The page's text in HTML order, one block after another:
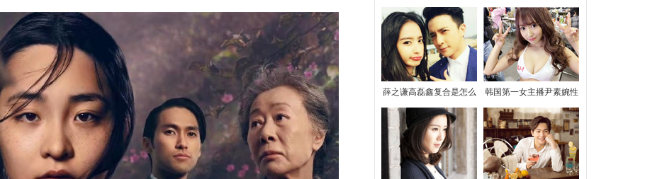
议
价
薛之谦高磊鑫复合是怎么
回事
韩国第一女主播尹素婉性
感私照